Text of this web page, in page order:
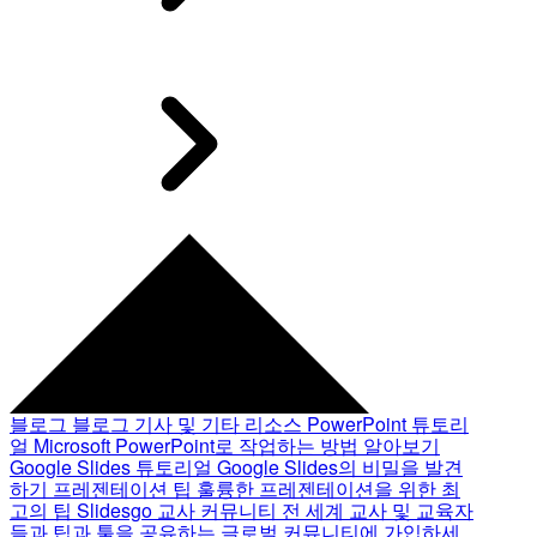
블로그 블로그 기사 및 기타 리소스 PowerPoint 튜토리
얼 Microsoft PowerPoint로 작업하는 방법 알아보기
Google Slides 튜토리얼 Google Slides의 비밀을 발견
하기 프레젠테이션 팁 훌륭한 프레젠테이션을 위한 최
고의 팁 Slidesgo 교사 커뮤니티 전 세계 교사 및 교육자